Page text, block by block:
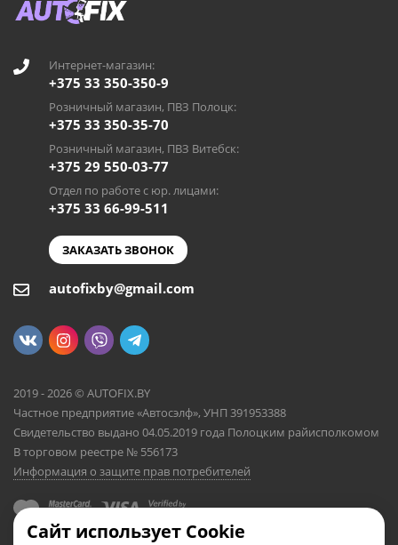
Интернет-магазин:
+375 33 350-350-9
Розничный магазин, ПВЗ Полоцк:
+375 33 350-35-70
Розничный магазин, ПВЗ Витебск:
+375 29 550-03-77
Отдел по работе с юр. лицами:
+375 33 66-99-511
ЗАКАЗАТЬ ЗВОНОК
autofixby@gmail.com
2019 - 2026 © AUTOFIX.BY
Частное предприятие «Автосэлф», УНП 391953388
Свидетельство выдано 04.05.2019 года Полоцким райисполкомом
В торговом реестре № 556173
Информация о защите прав потребителей
Сайт использует Cookie